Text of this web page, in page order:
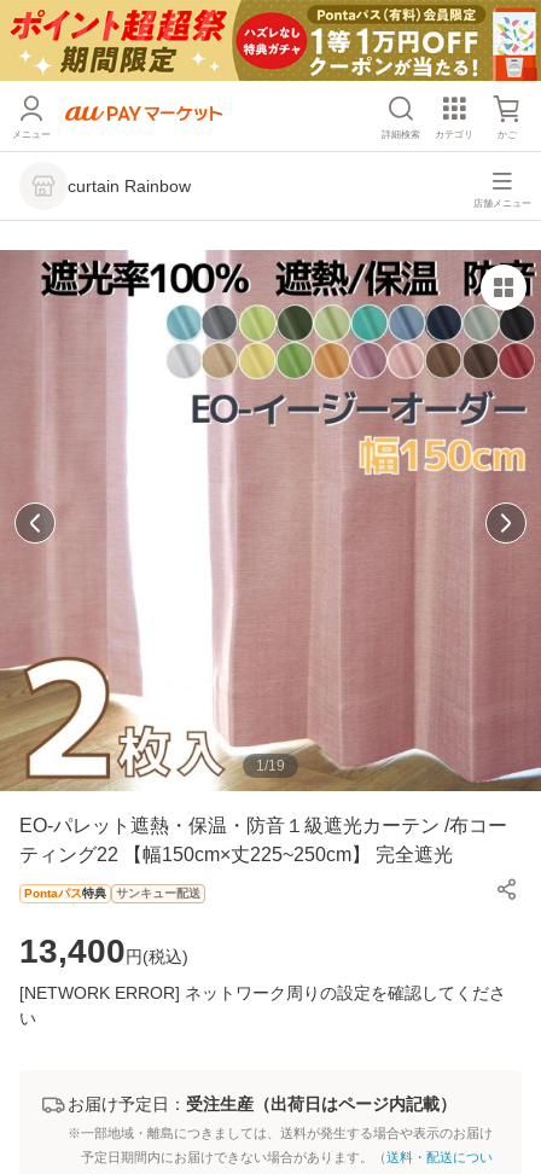
メニュー 詳細検索 カテゴリ かご
curtain Rainbow
店舗メニュー
1/19
EO-パレット遮熱・保温・防音１級遮光カーテン /布コー
ティング22 【幅150cm×丈225~250cm】 完全遮光
Pontaパス特典 サンキュー配送
13,400円(税込)
[NETWORK ERROR] ネットワーク周りの設定を確認してくださ
い
お届け予定日： 受注生産（出荷日はページ内記載）
※一部地域・離島につきましては、送料が発生する場合や表示のお届け
予定日期間内にお届けできない場合があります。（送料・配送につい